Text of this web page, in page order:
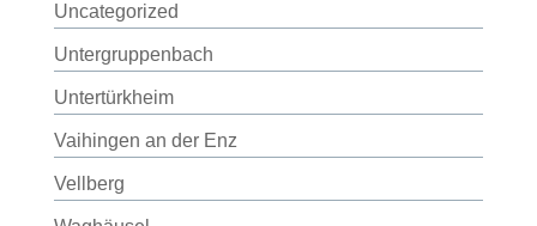
Uncategorized
Untergruppenbach
Untertürkheim
Vaihingen an der Enz
Vellberg